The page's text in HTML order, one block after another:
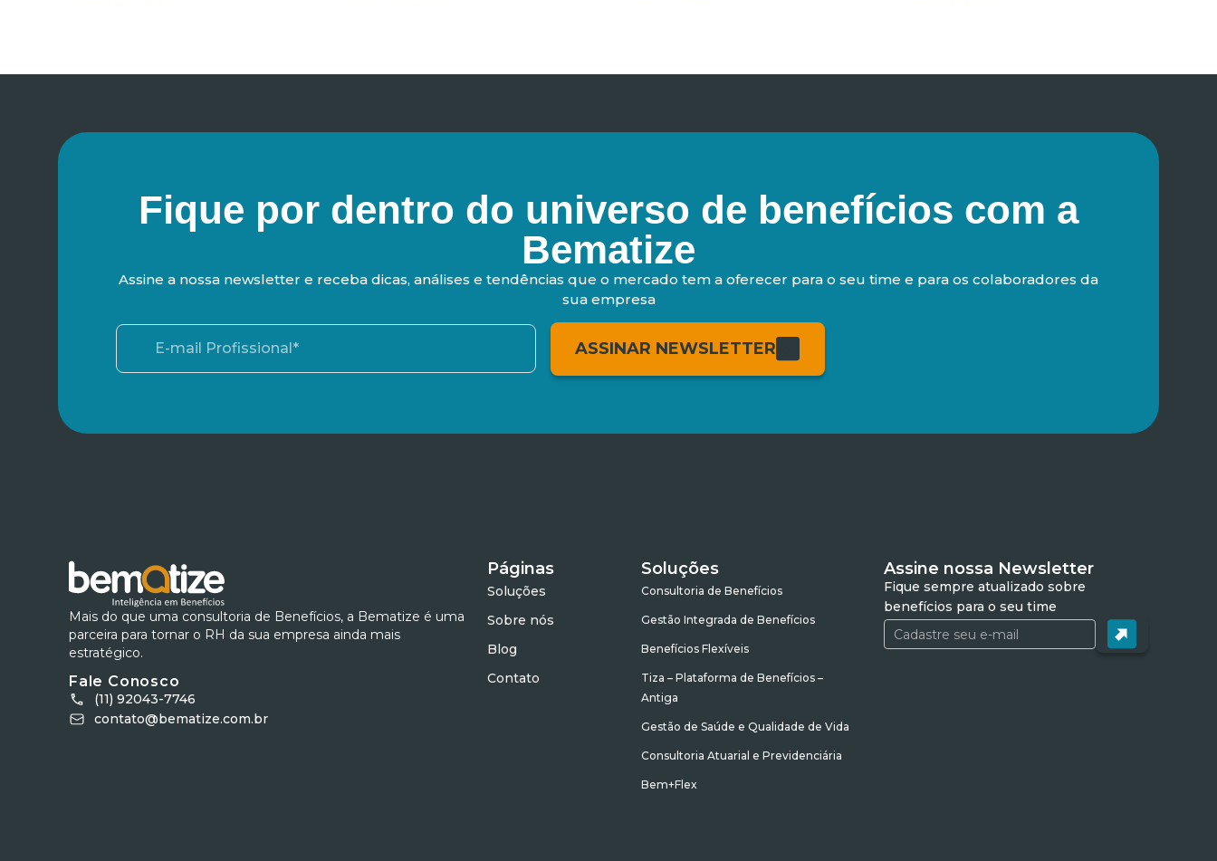
Fique por dentro do universo de benefícios com a
Bematize
Assine a nossa newsletter e receba dicas, análises e tendências que o mercado tem a oferecer para o seu time e para os colaboradores da
sua empresa
ASSINAR NEWSLETTER
Mais do que uma consultoria de Benefícios, a Bematize é uma
parceira para tornar o RH da sua empresa ainda mais
estratégico.
Fale Conosco
(11) 92043-7746
contato@bematize.com.br
Páginas
Soluções
Sobre nós
Blog
Contato
Soluções
Consultoria de Benefícios
Gestão Integrada de Benefícios
Benefícios Flexíveis
Tiza – Plataforma de Benefícios –
Antiga
Gestão de Saúde e Qualidade de Vida
Consultoria Atuarial e Previdenciária
Bem+Flex
Assine nossa Newsletter
Fique sempre atualizado sobre
benefícios para o seu time